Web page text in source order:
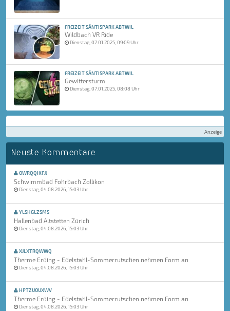
FREIZEIT SÄNTISPARK ABTWIL
Wildbach VR Ride
Dienstag, 07.01.2025, 09:09 Uhr
FREIZEIT SÄNTISPARK ABTWIL
Gewittersturm
Dienstag, 07.01.2025, 08:08 Uhr
Anzeige
Neuste Kommentare
OWRQQIKFJJ
Schwimmbad Fohrbach Zollikon
Dienstag, 04.08.2026, 15:03 Uhr
YLSHGLZSMS
Hallenbad Altstetten Zürich
Dienstag, 04.08.2026, 15:03 Uhr
XJLXTRQWWQ
Therme Erding - Edelstahl-Sommerrutschen nehmen Form an
Dienstag, 04.08.2026, 15:03 Uhr
HPTZUOUXWV
Therme Erding - Edelstahl-Sommerrutschen nehmen Form an
Dienstag, 04.08.2026, 15:03 Uhr